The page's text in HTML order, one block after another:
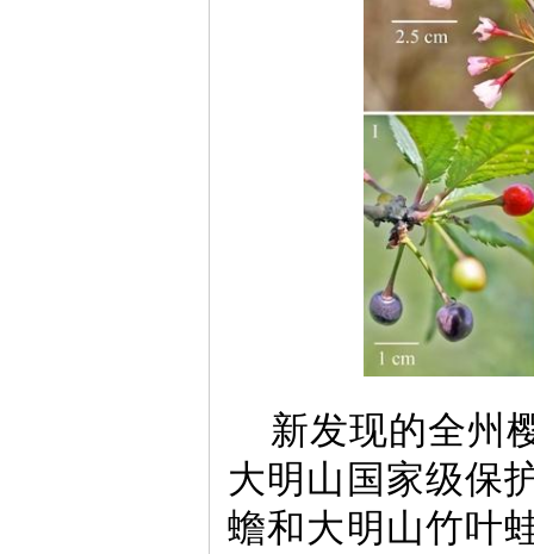
新发现的全州
大明山国家级保
蟾和大明山竹叶